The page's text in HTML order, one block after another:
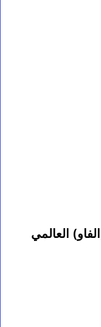
العالمي